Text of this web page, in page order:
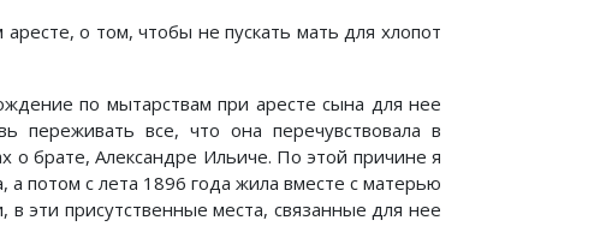
о том, чтобы не пускать мать для хлопот
по мытарствам при аресте сына для нее
переживать все, что она перечувствовала в
о брате, Александре Ильиче. По этой причине я
потом с лета 1896 года жила вместе с матерью
эти присутственные места, связанные для нее